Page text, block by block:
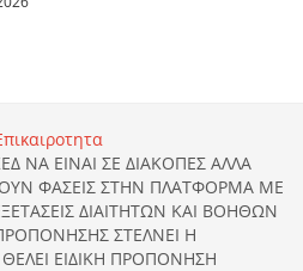
ΝΑ ΕΙΝΑΙ ΣΕ ΔΙΑΚΟΠΕΣ ΑΛΛΑ
ΦΑΣΕΙΣ ΣΤΗΝ ΠΛΑΤΦΟΡΜΑ ΜΕ
ΔΙΑΙΤΗΤΩΝ ΚΑΙ ΒΟΗΘΩΝ
ΣΤΕΛΝΕΙ Η
ΕΙΔΙΚΗ ΠΡΟΠΟΝΗΣΗ